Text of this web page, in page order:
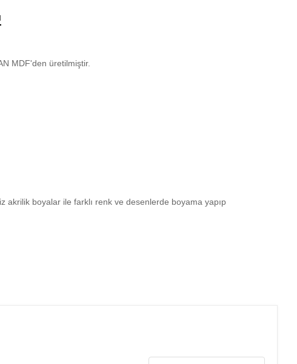
MDF'den üretilmiştir.
akrilik boyalar ile farklı renk ve desenlerde boyama yapıp